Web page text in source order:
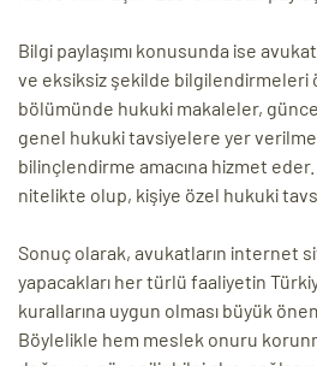
Bilgi paylaşımı konusunda ise
ve eksiksiz şekilde bilgilendirmeleri
bölümünde hukuki makaleler,
genel hukuki tavsiyelere yer
bilinçlendirme amacına hizmet
nitelikte olup, kişiye özel hukuki
Sonuç olarak, avukatların internet
yapacakları her türlü faaliyetin
kurallarına uygun olması büyük
Böylelikle hem meslek onuru